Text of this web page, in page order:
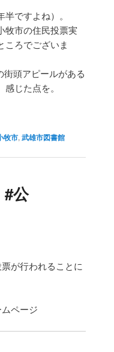
ですよね）。
牧市の住民投票実
ころでございま
頭アピールがある
じた点を。
牧市, 武雄市図書館
公
が行われることに
ページ